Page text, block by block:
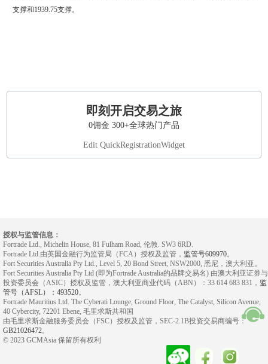
支撑和1939.75支撑。
即刻开启交易之旅
0佣金 300+全球热门产品
Edit QuickRegistrationWidget
授权与监管信息：
Fortrade Ltd., Michelin House, 81 Fulham Road, 伦敦. SW3 6RD.
Fortrade Ltd.由英国金融行为监管局（FCA）授权及监管， 监管号609970。
Fort Securities Australia Pty Ltd., Level 5, 20 Bond Street, NSW2000, 悉尼，澳大利亚。
Fort Securities Australia Pty Ltd (即为Fortrade Australia的品牌交易名) 由澳大利亚证券与
投资委员会（ASIC）授权及监管，澳大利亚商业代码（ABN）：33 614 683 831， 监
管号（AFSL）：493520。
Fortrade Mauritius Ltd. The Cyberati Lounge, Ground Floor, The Catalyst, Silicon Avenue,
40 Cybercity, 72201 Ebene, 毛里求斯共和国
由毛里求斯金融服务委员会（FSC）授权及监管，SEC-2.1B投资交易商编号：
GB21026472。
© 2023 GCMAsia 保留所有权利